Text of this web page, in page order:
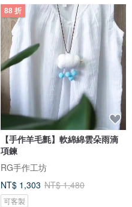
88 折
【手作羊毛氈】軟綿綿雲朵雨滴
項鍊
RG手作工坊
NT$ 1,303 NT$ 1,480
可客製